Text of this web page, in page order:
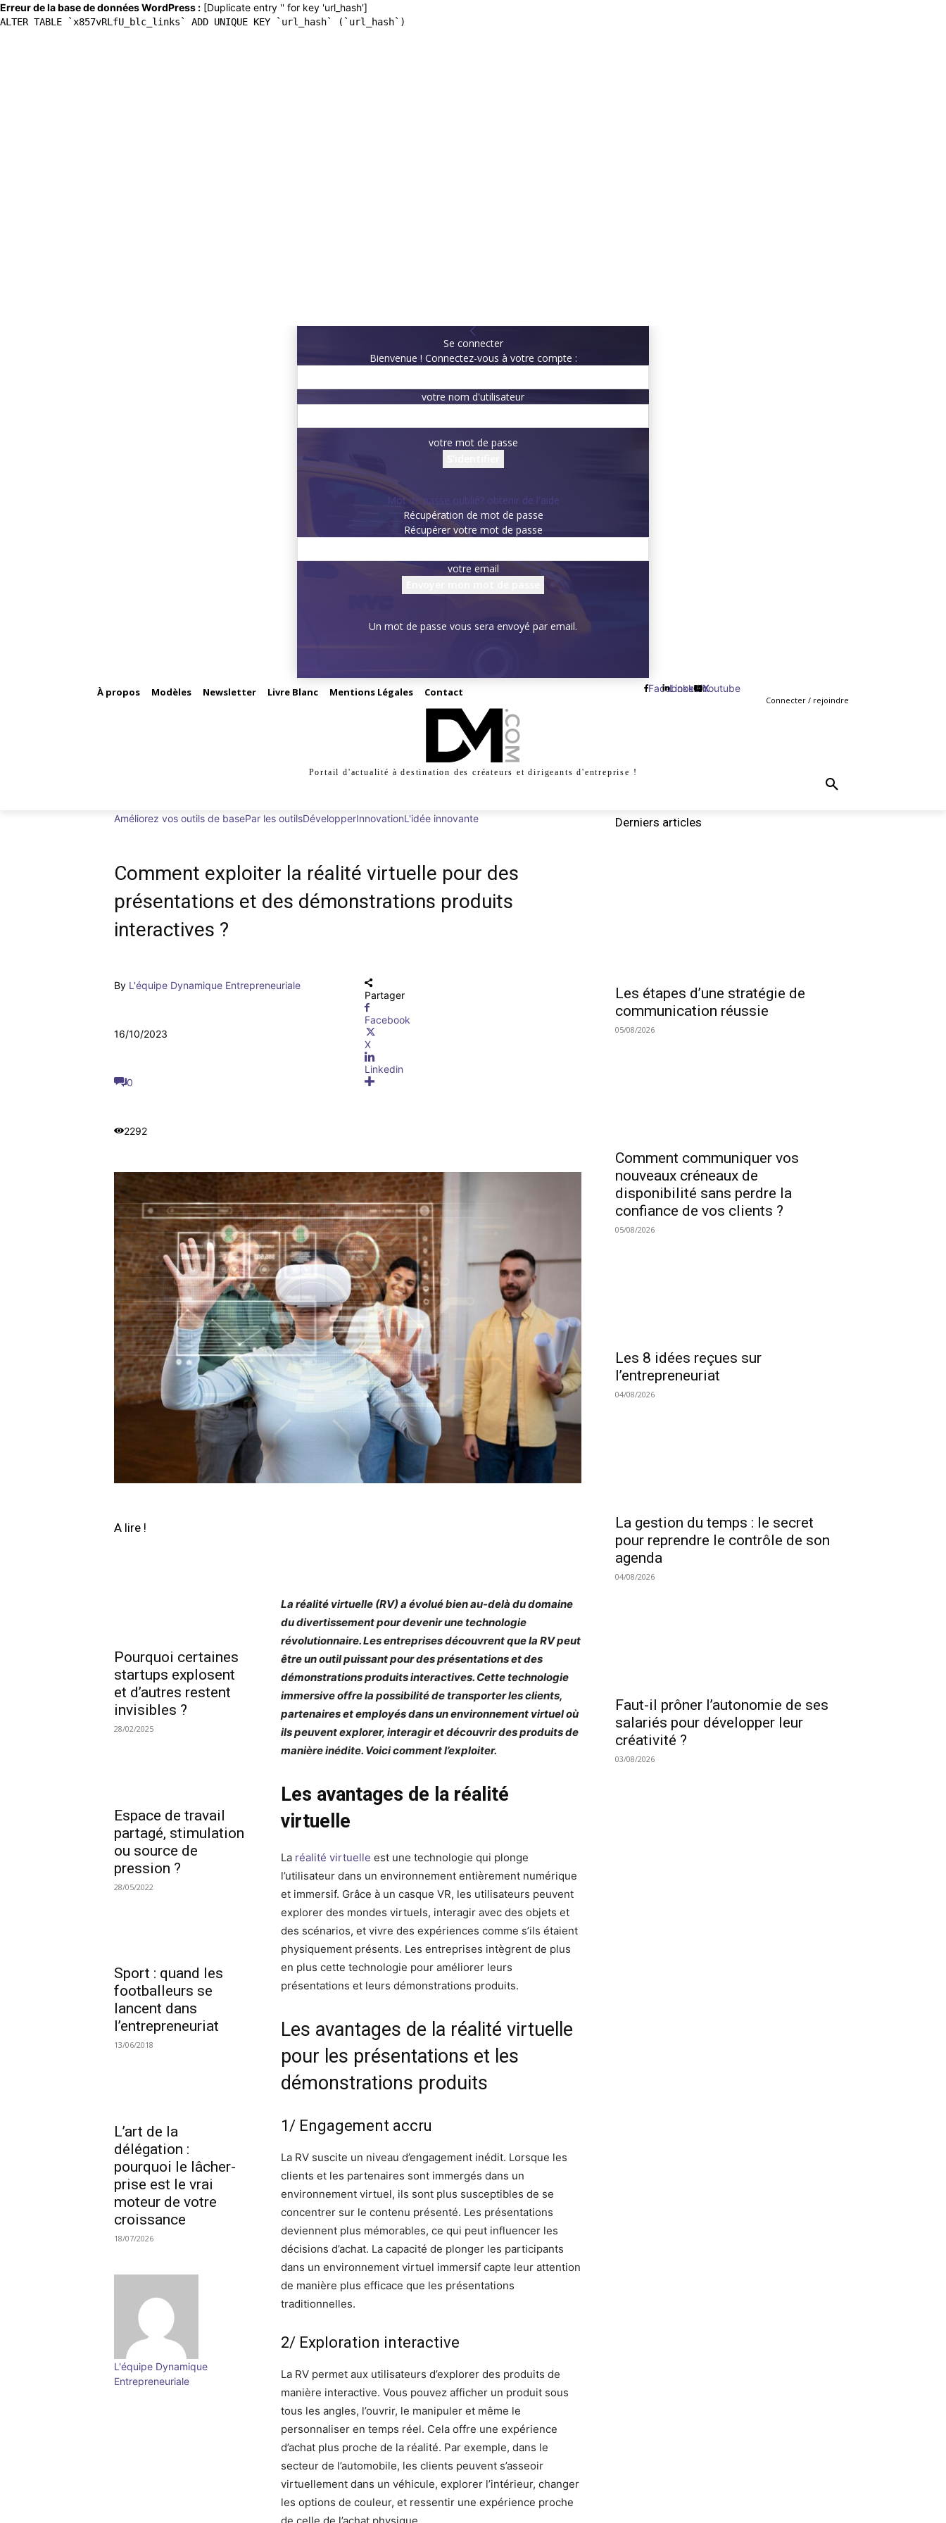
Erreur de la base de données WordPress : [Duplicate entry '' for key 'url_hash']
ALTER TABLE `x857vRLfU_blc_links` ADD UNIQUE KEY `url_hash` (`url_hash`)
Se connecter
Bienvenue ! Connectez-vous à votre compte :
votre nom d'utilisateur
votre mot de passe
Mot de passe oublié? obtenir de l'aide
Récupération de mot de passe
Récupérer votre mot de passe
votre email
Un mot de passe vous sera envoyé par email.
À propos Modèles Newsletter Livre Blanc Mentions Légales Contact Facebook
Linkedin
X
Youtube
Connecter / rejoindre
Portail d'actualité à destination des créateurs et dirigeants d'entreprise !
Améliorez vos outils de basePar les outilsDévelopperInnovationL'idée innovante
Comment exploiter la réalité virtuelle pour des
présentations et des démonstrations produits
interactives ?
By L'équipe Dynamique Entrepreneuriale
16/10/2023
0
2292
Partager
Facebook
X
Linkedin
A lire !
Pourquoi certaines
startups explosent
et d’autres restent
invisibles ?
28/02/2025
Espace de travail
partagé, stimulation
ou source de
pression ?
28/05/2022
Sport : quand les
footballeurs se
lancent dans
l’entrepreneuriat
13/06/2018
L’art de la
délégation :
pourquoi le lâcher-
prise est le vrai
moteur de votre
croissance
18/07/2026
L'équipe Dynamique
Entrepreneuriale
La réalité virtuelle (RV) a évolué bien au-delà du domaine
du divertissement pour devenir une technologie
révolutionnaire. Les entreprises découvrent que la RV peut
être un outil puissant pour des présentations et des
démonstrations produits interactives. Cette technologie
immersive offre la possibilité de transporter les clients,
partenaires et employés dans un environnement virtuel où
ils peuvent explorer, interagir et découvrir des produits de
manière inédite. Voici comment l’exploiter.
Les avantages de la réalité
virtuelle
La réalité virtuelle est une technologie qui plonge
l’utilisateur dans un environnement entièrement numérique
et immersif. Grâce à un casque VR, les utilisateurs peuvent
explorer des mondes virtuels, interagir avec des objets et
des scénarios, et vivre des expériences comme s’ils étaient
physiquement présents. Les entreprises intègrent de plus
en plus cette technologie pour améliorer leurs
présentations et leurs démonstrations produits.
Les avantages de la réalité virtuelle
pour les présentations et les
démonstrations produits
1/ Engagement accru
La RV suscite un niveau d’engagement inédit. Lorsque les
clients et les partenaires sont immergés dans un
environnement virtuel, ils sont plus susceptibles de se
concentrer sur le contenu présenté. Les présentations
deviennent plus mémorables, ce qui peut influencer les
décisions d’achat. La capacité de plonger les participants
dans un environnement virtuel immersif capte leur attention
de manière plus efficace que les présentations
traditionnelles.
2/ Exploration interactive
La RV permet aux utilisateurs d’explorer des produits de
manière interactive. Vous pouvez afficher un produit sous
tous les angles, l’ouvrir, le manipuler et même le
personnaliser en temps réel. Cela offre une expérience
d’achat plus proche de la réalité. Par exemple, dans le
secteur de l’automobile, les clients peuvent s’asseoir
virtuellement dans un véhicule, explorer l’intérieur, changer
les options de couleur, et ressentir une expérience proche
Derniers articles
Les étapes d’une stratégie de
communication réussie
05/08/2026
Comment communiquer vos
nouveaux créneaux de
disponibilité sans perdre la
confiance de vos clients ?
05/08/2026
Les 8 idées reçues sur
l’entrepreneuriat
04/08/2026
La gestion du temps : le secret
pour reprendre le contrôle de son
agenda
04/08/2026
Faut-il prôner l’autonomie de ses
salariés pour développer leur
créativité ?
03/08/2026